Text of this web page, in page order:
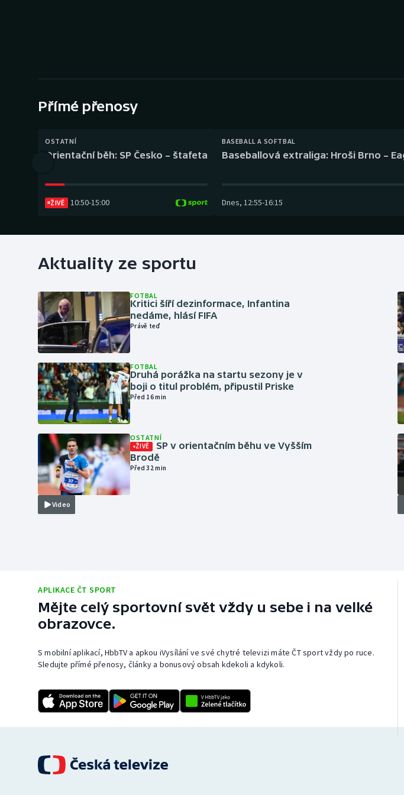
Gymnastika
Přímé přenosy
OSTATNÍ
Orientační běh: SP Česko – štafeta
ŽIVĚ 10:50-15:00
BASEBALL A SOFTBAL
Baseballová extraliga: Hroši Brno –
Dnes, 12:55-16:15
Aktuality ze sportu
FOTBAL
Kritici šíří dezinformace, Infantina
nedáme, hlásí FIFA
Právě teď
FOTBAL
Druhá porážka na startu sezony je v
boji o titul problém, připustil Priske
Před 16 min
Video
OSTATNÍ
ŽIVĚ
SP v orientačním běhu ve Vyšším
Brodě
Před 32 min
APLIKACE ČT SPORT
Mějte celý sportovní svět vždy u sebe i na velké
obrazovce.
S mobilní aplikací, HbbTV a apkou iVysílání ve své chytré televizi máte ČT sport vždy po ruce.
Sledujte přímé přenosy, články a bonusový obsah kdekoli a kdykoli.